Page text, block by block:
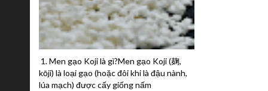
1. Men gạo Koji là gì?Men gạo Koji (麹,
kōji) là loại gạo (hoặc đôi khi là đậu nành,
lúa mạch) được cấy giống nấm